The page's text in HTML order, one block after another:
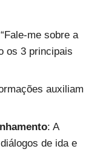
me sobre a
os 3 principais
auxiliam
: A
de ida e